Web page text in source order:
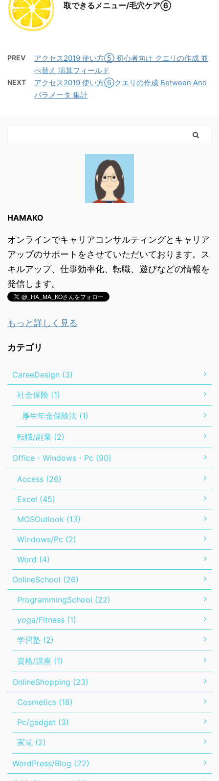
取できるメニュー/毛穴ケア⑥
PREV
アクセス2019 使い方⑤ 初心者向け クエリの作成 並
べ替え 演算フィールド
NEXT
アクセス2019 使い方⑥クエリの作成 Between And
パラメータ 集計
HAMAKO
オンラインでキャリアコンサルティングとキャリア
アップのサポートをさせていただいております。ス
キルアップ、仕事効率化、転職、遊びなどの情報を
発信します。
もっと詳しく見る
カテゴリ
CareeDesign (3)
社会保険 (1)
厚生年金保険法 (1)
転職/副業 (2)
Office・Windows・Pc (90)
Access (26)
Excel (45)
MOSOutlook (13)
Windows/Pc (2)
Word (4)
OnlineSchool (26)
ProgrammingSchool (22)
yoga/Fitness (1)
学習塾 (2)
資格/講座 (1)
OnlineShopping (23)
Cosmetics (18)
Pc/gadget (3)
家電 (2)
WordPress/Blog (22)